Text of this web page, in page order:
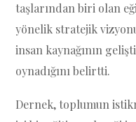
taşlarından biri olan
yönelik stratejik
insan kaynağının
oynadığını belirtti.
Dernek, toplumun